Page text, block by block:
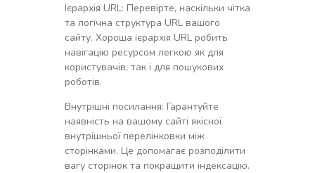
Ієрархія URL: Перевірте, наскільки чітка
та логічна структура URL вашого
сайту. Хороша ієрархія URL робить
навігацію ресурсом легкою як для
користувачів, так і для пошукових
роботів.
Внутрішні посилання: Гарантуйте
наявність на вашому сайті якісної
внутрішньої перелінковки між
сторінками. Це допомагає розподілити
вагу сторінок та покращити індексацію.